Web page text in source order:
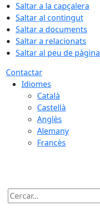
Saltar a la capçalera
Saltar al contingut
Saltar a documents
Saltar a relacionats
Saltar al peu de pàgina
Contactar
Idiomes
Català
Castellà
Anglès
Alemany
Francès
Cercar: